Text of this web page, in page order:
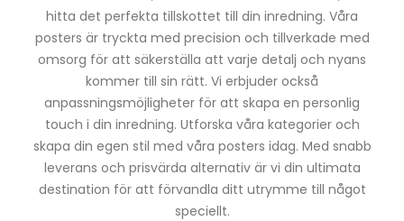
hitta det perfekta tillskottet till din inredning. Våra
posters är tryckta med precision och tillverkade med
omsorg för att säkerställa att varje detalj och nyans
kommer till sin rätt. Vi erbjuder också
anpassningsmöjligheter för att skapa en personlig
touch i din inredning. Utforska våra kategorier och
skapa din egen stil med våra posters idag. Med snabb
leverans och prisvärda alternativ är vi din ultimata
destination för att förvandla ditt utrymme till något
speciellt.